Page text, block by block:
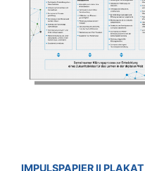
BROSCHÜRE:
IMPULSPAPIER II PLAKAT